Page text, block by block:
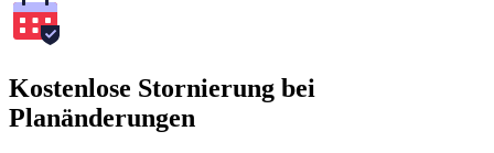
Kostenlose Stornierung bei
Planänderungen